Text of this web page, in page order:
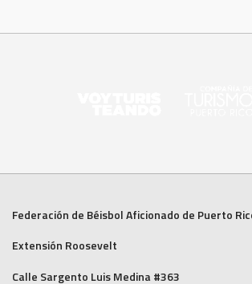
Federación de Béisbol Aficionado de Puerto
Extensión Roosevelt
Calle Sargento Luis Medina #363